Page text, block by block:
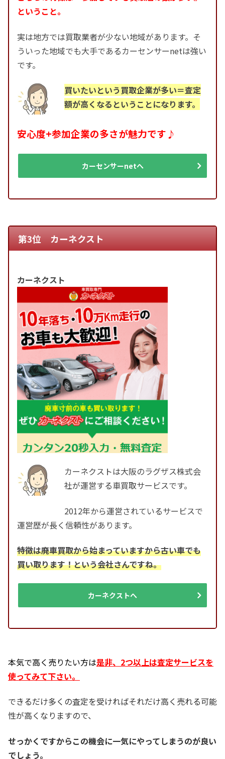
ということ。
実は地方では買取業者が少ない地域があります。そ
ういった地域でも大手であるカーセンサーnetは強い
です。
買いたいという買取企業が多い＝査定
額が高くなるということになります。
安心度+参加企業の多さが魅力です♪
カーセンサーnetへ
第3位 カーネクスト
カーネクスト
カーネクストは大阪のラグザス株式会
社が運営する車買取サービスです。
2012年から運営されているサービスで
運営歴が長く信頼性があります。
特徴は廃車買取から始まっていますから古い車でも
買い取ります！という会社さんですね。
カーネクストへ
本気で高く売りたい方は是非、2つ以上は査定サービスを
使ってみて下さい。
できるだけ多くの査定を受ければそれだけ高く売れる可能
性が高くなりますので、
せっかくですからこの機会に一気にやってしまうのが良い
でしょう。